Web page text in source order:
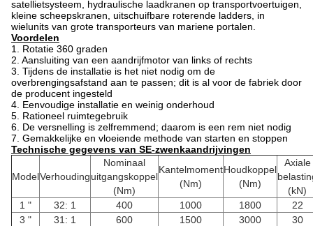
satellietsysteem, hydraulische laadkranen op transportvoertuigen,
kleine scheepskranen, uitschuifbare roterende ladders, in
wielunits van grote transporteurs van mariene portalen.
Voordelen
1. Rotatie 360 ​​graden
2. Aansluiting van een aandrijfmotor van links of rechts
3. Tijdens de installatie is het niet nodig om de
overbrengingsafstand aan te passen; dit is al voor de fabriek door
de producent ingesteld
4. Eenvoudige installatie en weinig onderhoud
5. Rationeel ruimtegebruik
6. De versnelling is zelfremmend; daarom is een rem niet nodig
7. Gemakkelijke en vloeiende methode van starten en stoppen
Technische gegevens van SE-zwenkaandrijvingen
ModelVerhouding
Nominaal
uitgangskoppel
(Nm)
Kantelmoment
(Nm)
Houdkoppel
(Nm)
Axiale
(kN)
1 "
32: 1 400 1000 1800
22
3 "
31: 1 600 1500 3000
30